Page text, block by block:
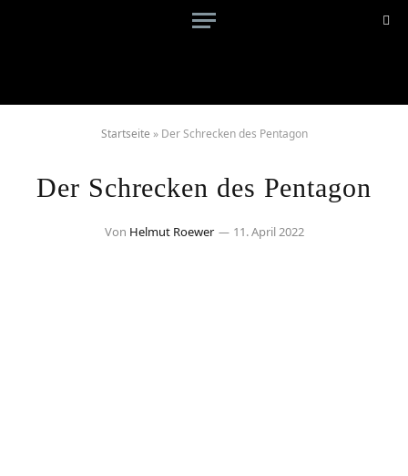
Startseite » Der Schrecken des Pentagon
Der Schrecken des Pentagon
Von Helmut Roewer 11. April 2022